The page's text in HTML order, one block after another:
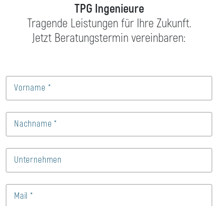
TPG Ingenieure
Tragende Leistungen für Ihre Zukunft.
Jetzt Beratungstermin vereinbaren: